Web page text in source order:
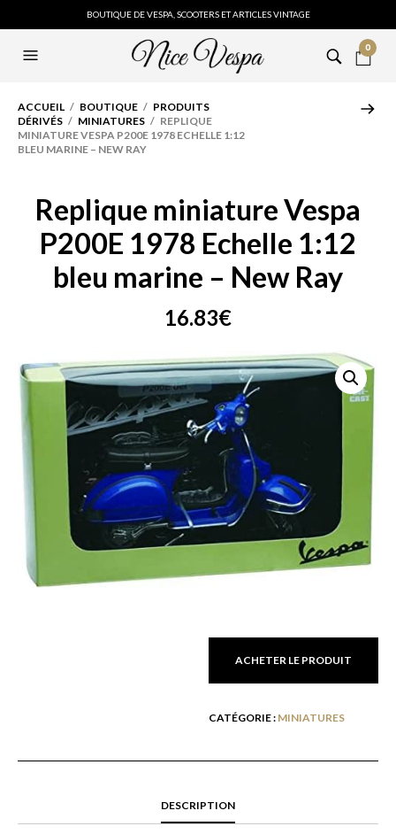
BOUTIQUE DE VESPA, SCOOTERS ET ARTICLES VINTAGE
0
ACCUEIL / BOUTIQUE / PRODUITS
DÉRIVÉS / MINIATURES / REPLIQUE
MINIATURE VESPA P200E 1978 ECHELLE 1:12
BLEU MARINE – NEW RAY
Replique miniature Vespa
P200E 1978 Echelle 1:12
bleu marine – New Ray
16.83€
ACHETER LE PRODUIT
CATÉGORIE : MINIATURES
DESCRIPTION